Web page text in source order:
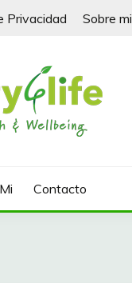
Privacidad Sobre mi
Contacto